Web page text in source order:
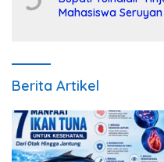
Mahasiswa
Berita Artikel